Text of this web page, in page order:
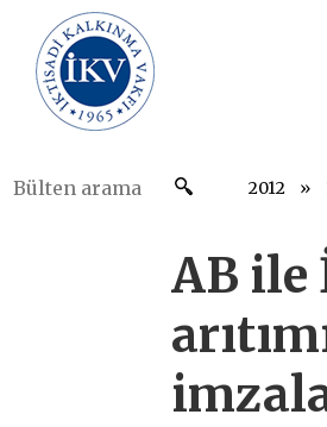
2012
AB ile